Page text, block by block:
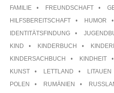
FAMILIE
FREUNDSCHAFT
HILFSBEREITSCHAFT
HUMOR
IDENTITÄTSFINDUNG
KIND
KINDERBUCH
KINDERSACHBUCH
KINDHEIT
KUNST
LETTLAND LITAUEN
POLEN
RUMÄNIEN